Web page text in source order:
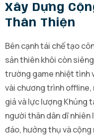
Xây Dựng
Thân Thiện
Bên cạnh tái chế tạo
sản thiên khôi còn
trường game nhiệt tình
vài chương trình
giả và lực lượng Khủng
người thân dân dĩ nhiên
đáo, hưởng thụ và